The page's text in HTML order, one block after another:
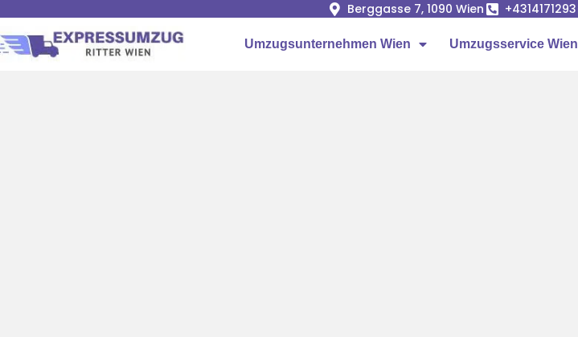
Berggasse 7, 1090 Wien +4314171293
Umzugsunternehmen Wien Umzugsservice Wien